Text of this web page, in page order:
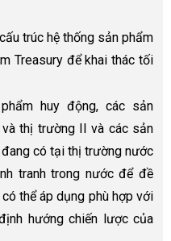
trúc hệ thống sản phẩm
Treasury để khai thác tối
huy động, các sản
thị trường II và các sản
có tại thị trường nước
tranh trong nước để đề
thể áp dụng phù hợp với
hướng chiến lược của